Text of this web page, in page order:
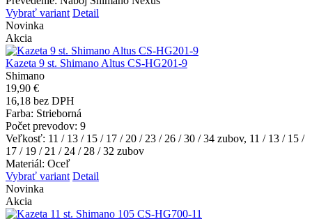
Vybrať variant Detail
Novinka
Akcia
Kazeta 9 st. Shimano Altus CS-HG201-9
Shimano
19,90 €
16,18 bez DPH
Farba: Strieborná
Počet prevodov: 9
Veľkosť: 11 / 13 / 15 / 17 / 20 / 23 / 26 / 30 / 34 zubov, 11 / 13 / 15 /
17 / 19 / 21 / 24 / 28 / 32 zubov
Materiál: Oceľ
Vybrať variant Detail
Novinka
Akcia